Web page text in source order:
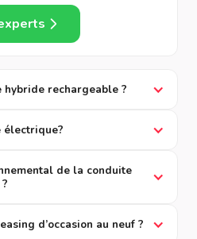
hybride rechargeable ?
électrique?
de la conduite
d’occasion au neuf ?